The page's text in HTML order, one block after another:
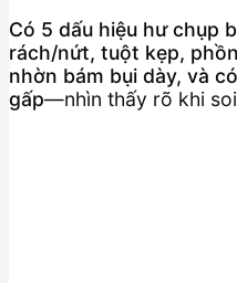
Có 5 dấu hiệu hư chụp
rách/nứt, tuột kẹp,
nhờn bám bụi dày, và
gấp—nhìn thấy rõ khi